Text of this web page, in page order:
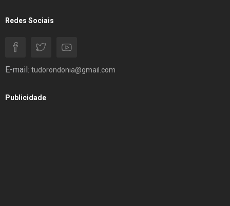
Redes Sociais
E-mail: tudorondonia@gmail.com
Publicidade